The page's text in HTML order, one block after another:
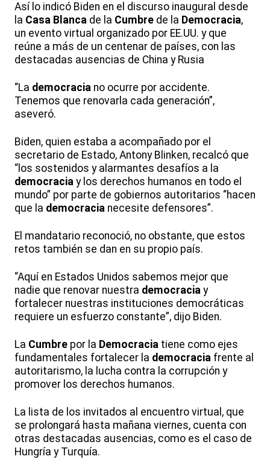
Así lo indicó Biden en el discurso inaugural desde
la Casa Blanca de la Cumbre de la Democracia,
un evento virtual organizado por EE.UU. y que
reúne a más de un centenar de países, con las
destacadas ausencias de China y Rusia
“La democracia no ocurre por accidente.
Tenemos que renovarla cada generación”,
aseveró.
Biden, quien estaba a acompañado por el
secretario de Estado, Antony Blinken, recalcó que
“los sostenidos y alarmantes desafíos a la
democracia y los derechos humanos en todo el
mundo” por parte de gobiernos autoritarios “hacen
que la democracia necesite defensores”.
El mandatario reconoció, no obstante, que estos
retos también se dan en su propio país.
“Aquí en Estados Unidos sabemos mejor que
nadie que renovar nuestra democracia y
fortalecer nuestras instituciones democráticas
requiere un esfuerzo constante”, dijo Biden.
La Cumbre por la Democracia tiene como ejes
fundamentales fortalecer la democracia frente al
autoritarismo, la lucha contra la corrupción y
promover los derechos humanos.
La lista de los invitados al encuentro virtual, que
se prolongará hasta mañana viernes, cuenta con
otras destacadas ausencias, como es el caso de
Hungría y Turquía.